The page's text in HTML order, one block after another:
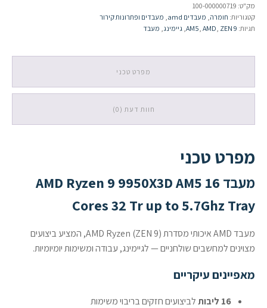
9950X3D
AM5
16
32
to
מק"ט: 100-000000719
קטגוריות: חומרה מעבדים amd
מעבדים ופתרונות קירור
תגיות:
AM5 AMD ZEN 9 גיימינג מעבד
מפרט טכני
חוות דעת (0)
מפרט טכני
מעבד AMD Ryzen 9 9950X3D AM5 16
Cores 32 Tr up to 5.7Ghz Tray
מעבד AMD איכותי מסדרת AMD Ryzen (ZEN 9), המציע ביצועים
מצוינים למחשבים שולחניים — לגיימינג, עבודה ומשימות יומיומיות.
מאפיינים עיקריים
16 ליבות
לביצועים חזקים בריבוי משימות